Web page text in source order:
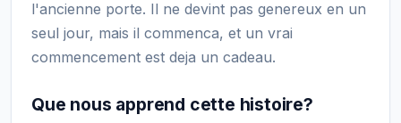
l'ancienne porte. Il ne devint pas genereux en un
seul jour, mais il commenca, et un vrai
commencement est deja un cadeau.
Que nous apprend cette histoire?